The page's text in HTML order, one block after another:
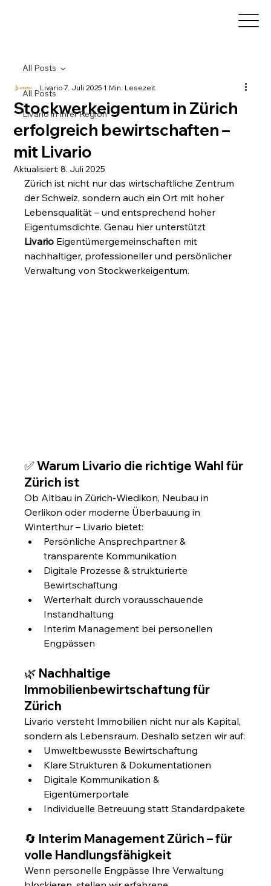
All Posts
Livario in Ihrer Region
All Posts
Stockwerkeigentum in Zürich
erfolgreich bewirtschaften –
mit Livario
Livario7. Juli 20251 Min. Lesezeit
Aktualisiert:8. Juli 2025
Zürich ist nicht nur das wirtschaftliche Zentrum
der Schweiz, sondern auch ein Ort mit hoher
Lebensqualität – und entsprechend hoher
Eigentumsdichte. Genau hier unterstützt
Livario Eigentümergemeinschaften mit
nachhaltiger, professioneller und persönlicher
Verwaltung von Stockwerkeigentum.
✅ Warum Livario die richtige Wahl für
Zürich ist
Ob Altbau in Zürich-Wiedikon, Neubau in
Oerlikon oder moderne Überbauung in
Winterthur – Livario bietet:
Persönliche Ansprechpartner &
transparente Kommunikation
Digitale Prozesse & strukturierte
Bewirtschaftung
Werterhalt durch vorausschauende
Instandhaltung
Interim Management bei personellen
Engpässen
🌿 Nachhaltige
Immobilienbewirtschaftung für
Zürich
Livario versteht Immobilien nicht nur als Kapital,
sondern als Lebensraum. Deshalb setzen wir auf:
Umweltbewusste Bewirtschaftung
Klare Strukturen & Dokumentationen
Digitale Kommunikation &
Eigentümerportale
Individuelle Betreuung statt Standardpakete
🔄 Interim Management Zürich – für
volle Handlungsfähigkeit
Wenn personelle Engpässe Ihre Verwaltung